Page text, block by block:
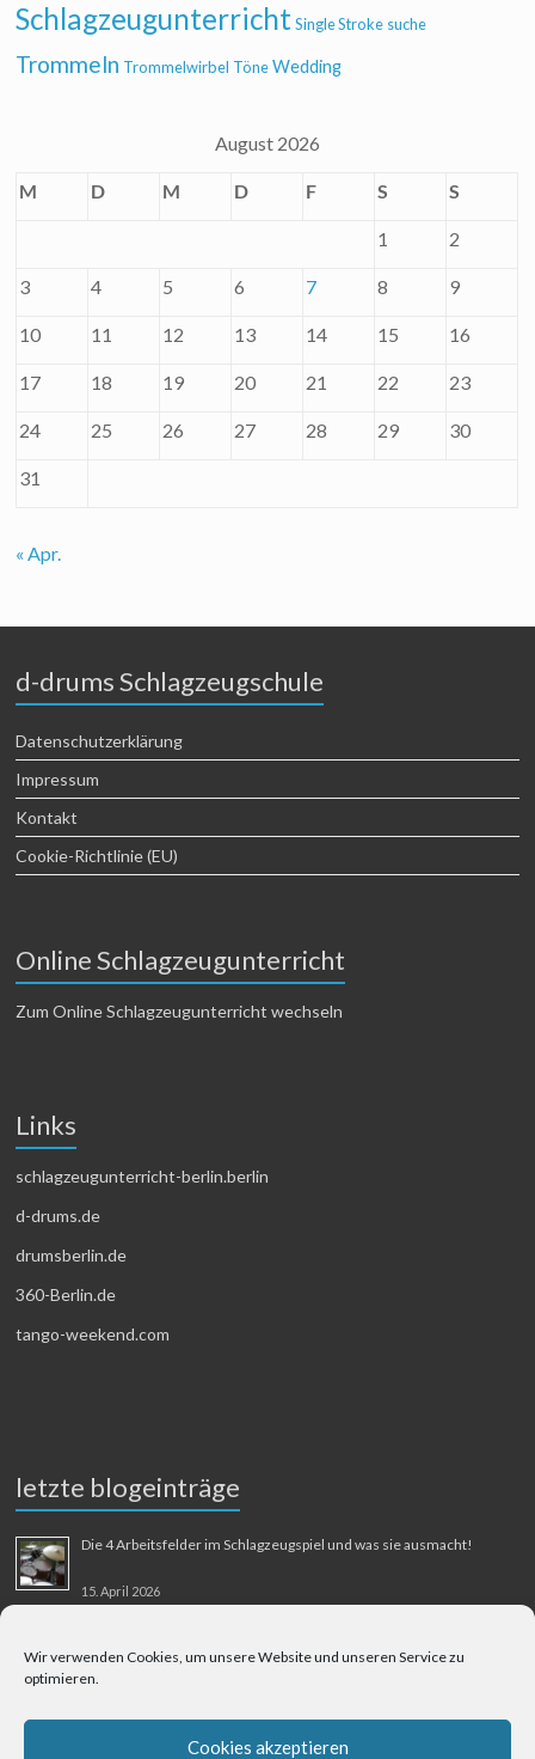
Wir verwenden Cookies, um unsere Website und unseren Service zu
optimieren.
Cookies akzeptieren
Schlagzeugunterricht Single Stroke suche
Trommeln Trommelwirbel Töne Wedding
August 2026
M D M D F S S
1 2
3 4 5 6 7 8 9
10 11 12 13 14 15 16
17 18 19 20 21 22 23
24 25 26 27 28 29 30
31
« Apr.
d-drums Schlagzeugschule
Datenschutzerklärung
Impressum
Kontakt
Cookie-Richtlinie (EU)
Online Schlagzeugunterricht
Zum Online Schlagzeugunterricht wechseln
Links
schlagzeugunterricht-berlin.berlin
d-drums.de
drumsberlin.de
360-Berlin.de
tango-weekend.com
letzte blogeinträge
Die 4 Arbeitsfelder im Schlagzeugspiel und was sie ausmacht!
15. April 2026
31. August 2025
Berliner Flughafen Tegel – Berlin-Bangkok